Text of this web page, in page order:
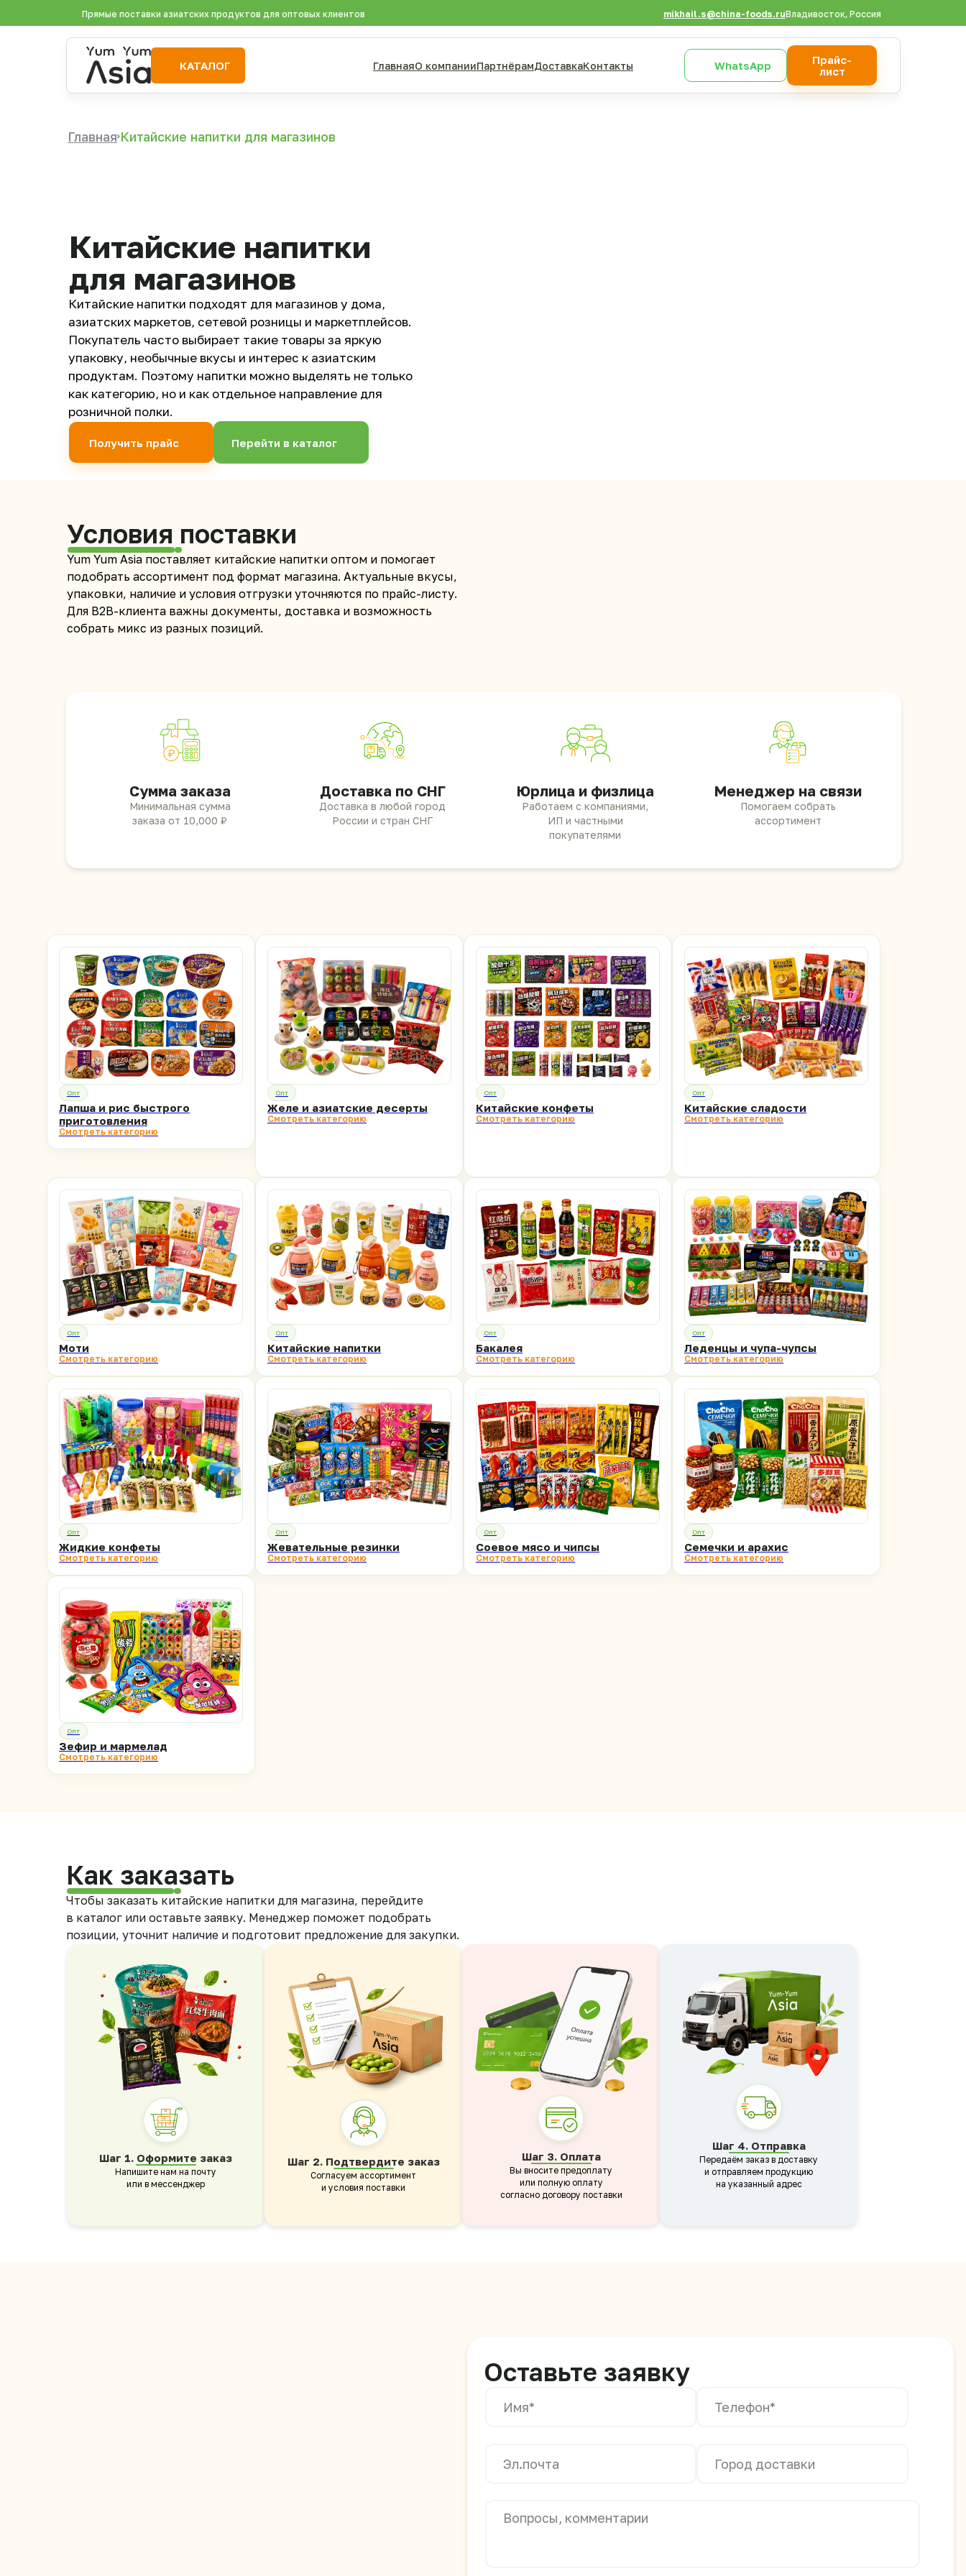
Прямые поставки азиатских продуктов для оптовых клиентов mikhail.s@china-foods.ruВладивосток, Россия
КАТАЛОГ ГлавнаяО компанииПартнёрамДоставкаКонтакты WhatsApp
Прайс-
лист
Китайские напитки
для магазинов
Китайские напитки подходят для магазинов у дома,
азиатских маркетов, сетевой розницы и маркетплейсов.
Покупатель часто выбирает такие товары за яркую
упаковку, необычные вкусы и интерес к азиатским
продуктам. Поэтому напитки можно выделять не только
как категорию, но и как отдельное направление для
розничной полки.
Получить прайс Перейти в каталог
Главная Китайские напитки для магазинов
Сумма заказа
Минимальная сумма
заказа от 10,000 ₽
Доставка по СНГ
Доставка в любой город
России и стран СНГ
Юрлица и физлица
Работаем с компаниями,
ИП и частными
покупателями
Менеджер на связи
Помогаем собрать
ассортимент
Условия поставки
Yum Yum Asia поставляет китайские напитки оптом и помогает
подобрать ассортимент под формат магазина. Актуальные вкусы,
упаковки, наличие и условия отгрузки уточняются по прайс-листу.
Для B2B-клиента важны документы, доставка и возможность
собрать микс из разных позиций.
Опт
Лапша и рис быстрого
приготовления
Смотреть категорию
Опт
Желе и азиатские десерты
Смотреть категорию
Опт
Китайские конфеты
Смотреть категорию
Опт
Китайские сладости
Смотреть категорию
Опт
Моти
Смотреть категорию
Опт
Китайские напитки
Смотреть категорию
Опт
Бакалея
Смотреть категорию
Опт
Леденцы и чупа-чупсы
Смотреть категорию
Опт
Жидкие конфеты
Смотреть категорию
Опт
Жевательные резинки
Смотреть категорию
Опт
Соевое мясо и чипсы
Смотреть категорию
Опт
Семечки и арахис
Смотреть категорию
Опт
Зефир и мармелад
Смотреть категорию
Как заказать
Чтобы заказать китайские напитки для магазина, перейдите
в каталог или оставьте заявку. Менеджер поможет подобрать
позиции, уточнит наличие и подготовит предложение для закупки.
Шаг 1. Оформите заказ
Напишите нам на почту
или в мессенджер
Шаг 2. Подтвердите заказ
Согласуем ассортимент
и условия поставки
Шаг 3. Оплата
Вы вносите предоплату
или полную оплату
согласно договору поставки
Шаг 4. Отправка
Передаём заказ в доставку
и отправляем продукцию
на указанный адрес
Оставьте заявку